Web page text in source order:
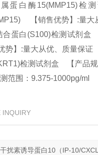
蛋白酶15(MMP15)检
【销售优势】:量
蛋白(S100)检测试剂盒
】:量大从优、质量保
检测试剂盒 【产品
范围：9.375-1000pg/ml
INQUIRY